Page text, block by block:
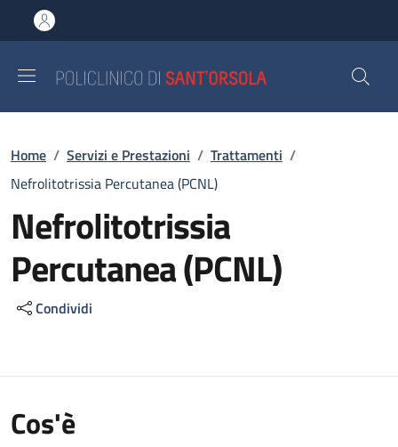
al contenuto principale
to footer content
Briciole di pane
Home / Servizi e Prestazioni / Trattamenti /
Nefrolitotrissia Percutanea (PCNL)
Nefrolitotrissia
Percutanea (PCNL)
Condividi
Cos'è